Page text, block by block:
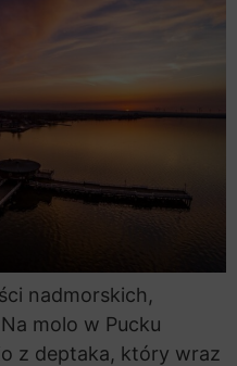
nadmorskich,
molo w Pucku
z deptaka, który wraz